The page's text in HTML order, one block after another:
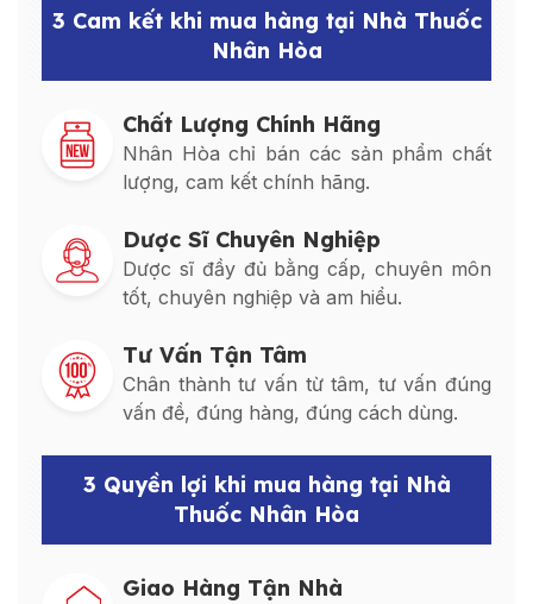
3 Cam kết khi mua hàng tại Nhà Thuốc
Nhân Hòa
Chất Lượng Chính Hãng
Nhân Hòa chỉ bán các sản phẩm chất
lượng, cam kết chính hãng.
Dược Sĩ Chuyên Nghiệp
Dược sĩ đầy đủ bằng cấp, chuyên môn
tốt, chuyên nghiệp và am hiểu.
Tư Vấn Tận Tâm
Chân thành tư vấn từ tâm, tư vấn đúng
vấn đề, đúng hàng, đúng cách dùng.
3 Quyền lợi khi mua hàng tại Nhà
Thuốc Nhân Hòa
Giao Hàng Tận Nhà